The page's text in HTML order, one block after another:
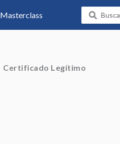
Masterclass
Search
...
Certificado Legítimo